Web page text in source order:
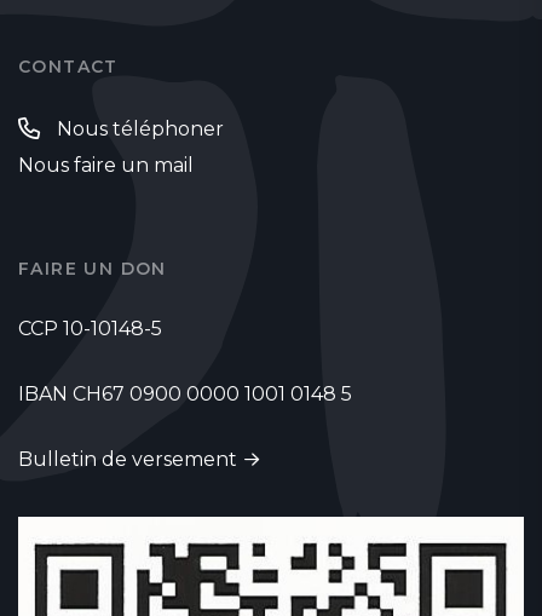
CONTACT
Nous téléphoner
Nous faire un mail
FAIRE UN DON
CCP 10-10148-5
IBAN CH67 0900 0000 1001 0148 5
Bulletin de versement